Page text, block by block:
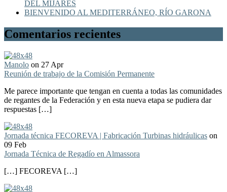
DEL MIJARES
BIENVENIDO AL MEDITERRÁNEO, RÍO GARONA
Comentarios recientes
Manolo on 27 Apr
Reunión de trabajo de la Comisión Permanente
Me parece importante que tengan en cuenta a todas las comunidades
de regantes de la Federación y en esta nueva etapa se pudiera dar
respuestas […]
Jornada técnica FECOREVA | Fabricación Turbinas hidráulicas on
09 Feb
Jornada Técnica de Regadío en Almassora
[…] FECOREVA […]